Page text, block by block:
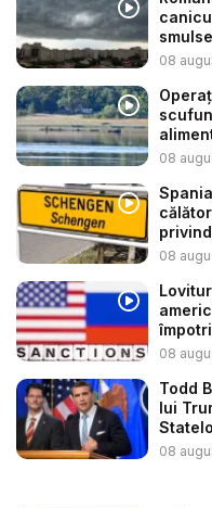
08
08
08
08
Todd
lui
08